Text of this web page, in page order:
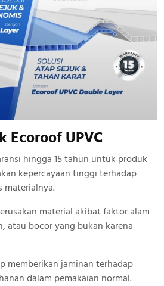
Ecoroof UPVC
hingga 15 tahun untuk produk
kepercayaan tinggi terhadap
materialnya.
material akibat faktor alam
atau bocor yang bukan karena
memberikan jaminan terhadap
dalam pemakaian normal.